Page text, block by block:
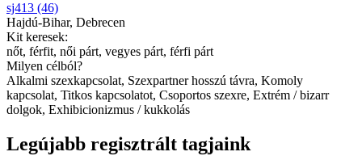
sj413 (46)
Hajdú-Bihar, Debrecen
Kit keresek:
nőt, férfit, női párt, vegyes párt, férfi párt
Milyen célból?
Alkalmi szexkapcsolat, Szexpartner hosszú távra, Komoly
kapcsolat, Titkos kapcsolatot, Csoportos szexre, Extrém / bizarr
dolgok, Exhibicionizmus / kukkolás
Legújabb regisztrált tagjaink